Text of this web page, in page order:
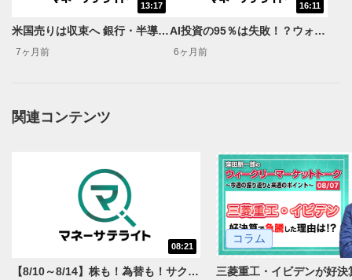
一時停止します。
動画再生エリアにマウスを乗せると表示されます。
動画を再生または一時停止します。
10秒戻し/10秒送り
10秒、動画を巻き戻し/早送りします。
再生位置を示しています。再生したい位置をクリック
13:17
米国売りは収束へ 銀行・半導体 買いの理由は？＜米国マーケットダイジェスト1/21号＞
7ヶ月前
16:11
AI投資の95％は失敗！？ウォーシュ相場開演の影響は？＜米国マーケットダイジェスト2/4号＞
6ヶ月前
関連コンテンツ
08:21
【8/10～8/14】株も！為替も！サクッと！来週のマーケット見通し＜Next View＞
コラム